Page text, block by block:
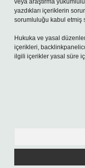
veya araştırma
yazdıkları içeriklerin
sorumluluğu kabul etmiş
Hukuka ve yasal
içerikleri,
ilgili içerikler yasal süre